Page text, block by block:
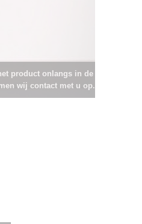
product onlangs in de
wij contact met u op.